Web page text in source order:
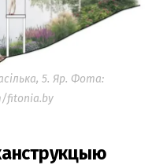
5. Яр. Фота:
fitonia.by